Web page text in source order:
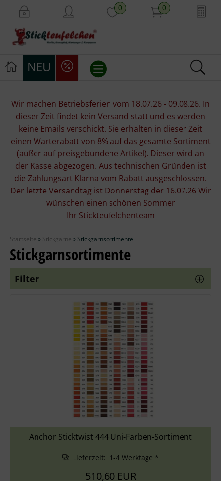
0 0
NEU
Stickpackungen
Stickgarne
Stoffe
Mill Hill Beads
Wolle
Stricknadeln
Wir machen Betriebsferien vom 18.07.26 - 09.08.26. In
dieser Zeit findet kein Versand statt und es werden
keine Emails verschickt. Sie erhalten in dieser Zeit
einen Warterabatt von 8% auf das gesamte Sortiment
(außer auf preisgebundene Artikel). Dieser wird an
der Kasse abgezogen. Aus technischen Gründen ist
die Zahlungsart Klarna vom Rabatt ausgeschlossen.
Der letzte Versandtag ist Donnerstag der 16.07.26 Wir
wünschen einen schönen Sommer
Ihr Stickteufelchenteam
Startseite » Stickgarne » Stickgarnsortimente
Stickgarnsortimente
Filter
Anchor Sticktwist 444 Uni-Farben-Sortiment
Lieferzeit: 1-4 Werktage *
510,60 EUR